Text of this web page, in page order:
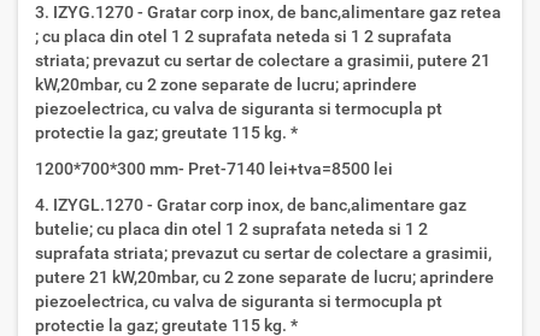
3. IZYG.1270 - Gratar corp inox, de banc,alimentare gaz retea
; cu placa din otel 1 2 suprafata neteda si 1 2 suprafata
striata; prevazut cu sertar de colectare a grasimii, putere 21
kW,20mbar, cu 2 zone separate de lucru; aprindere
piezoelectrica, cu valva de siguranta si termocupla pt
protectie la gaz; greutate 115 kg. *
1200*700*300 mm- Pret-7140 lei+tva=8500 lei
4. IZYGL.1270 - Gratar corp inox, de banc,alimentare gaz
butelie; cu placa din otel 1 2 suprafata neteda si 1 2
suprafata striata; prevazut cu sertar de colectare a grasimii,
putere 21 kW,20mbar, cu 2 zone separate de lucru; aprindere
piezoelectrica, cu valva de siguranta si termocupla pt
protectie la gaz; greutate 115 kg. *